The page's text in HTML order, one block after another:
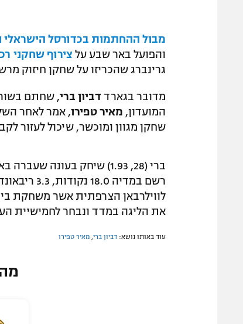
מבול ההחתמות בכדורסל הישראלי
והפועל באר שבע על צירוף שחקני
גרינברג שהכריזו על שחקן חיזוק
מדובר בגארד דביון ברי, שחתם
המועדון, מאיר טפירו, אמר לאחר
שחקן מגוון ומוכשר, שיכול לעזור
את הליגה במדד ונבחר לחמישיית
עוד באותו נושא: דביון ברי מאיר טפירו